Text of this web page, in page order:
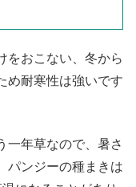
をおこない、冬から
め耐寒性は強いです
一年草なので、暑さ
パンジーの種まきは